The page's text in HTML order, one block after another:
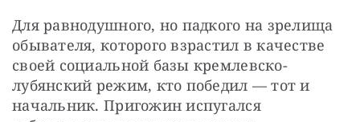
Для равнодушного, но падкого на зрелища
обывателя, которого взрастил в качестве
своей социальной базы кремлевско-
лубянский режим, кто победил — тот и
начальник. Пригожин испугался